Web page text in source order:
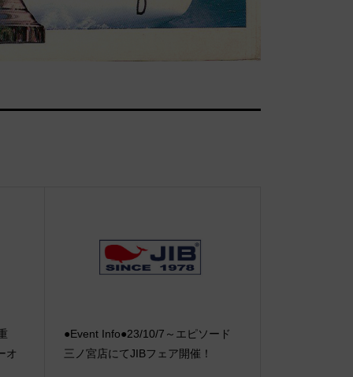
オ
●Event Info●23/10/7～エピソード
三ノ宮店にてJIBフェア開催！